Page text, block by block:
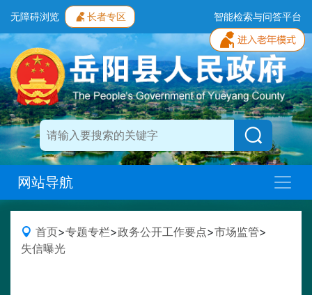
无障碍浏览 长者专区 智能检索与问答平台
网站导航
首页>专题专栏>政务公开工作要点>市场监管>
失信曝光